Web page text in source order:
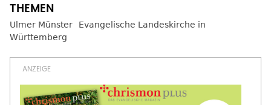
Ulmer Münster
Evangelische Landeskirche in
Württemberg